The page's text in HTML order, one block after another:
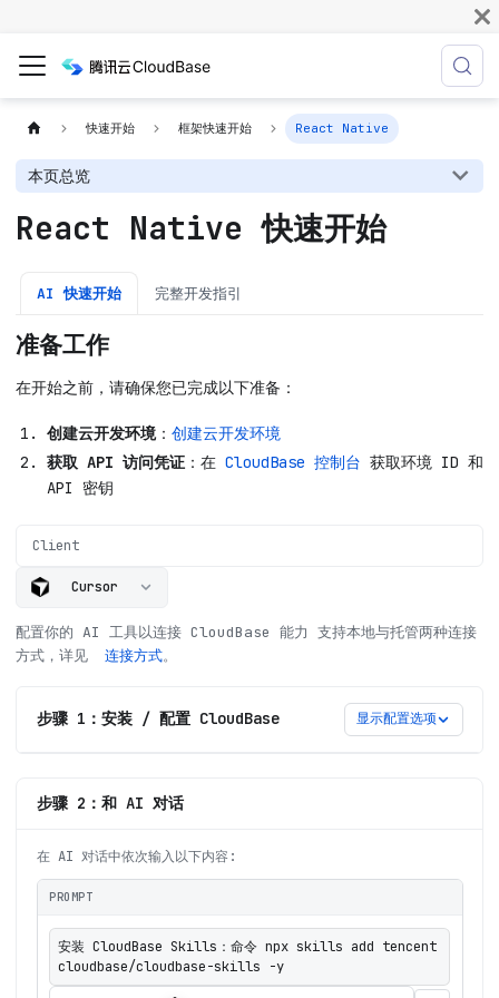
快速开始 框架快速开始 React Native
本页总览
React Native 快速开始
AI 快速开始 完整开发指引
准备工作
在开始之前，请确保您已完成以下准备：
创建云开发环境： 创建云开发环境
获取 API 访问凭证 ：在 CloudBase 控制台 获取环境 ID 和
API 密钥
Client
Cursor
配置你的 AI 工具以连接 CloudBase 能力 支持本地与托管两种连接
方式，详见
连接方式。
步骤 1：安装 / 配置 CloudBase 显示配置选项
步骤 2：和 AI 对话
在 AI 对话中依次输入以下内容:
PROMPT
安装 CloudBase Skills：命令 npx skills add tencent
cloudbase/cloudbase-skills -y